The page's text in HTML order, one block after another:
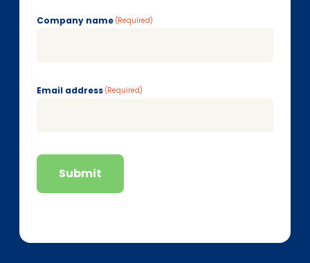
Company name (Required)
Email address (Required)
Submit